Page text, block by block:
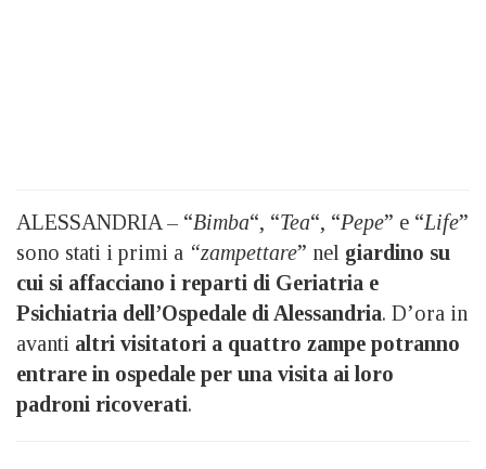
ALESSANDRIA – “Bimba“, “Tea“, “Pepe” e “Life”
sono stati i primi a “zampettare” nel giardino su
cui si affacciano i reparti di Geriatria e
Psichiatria dell’Ospedale di Alessandria. D’ora in
avanti altri visitatori a quattro zampe potranno
entrare in ospedale per una visita ai loro
padroni ricoverati.